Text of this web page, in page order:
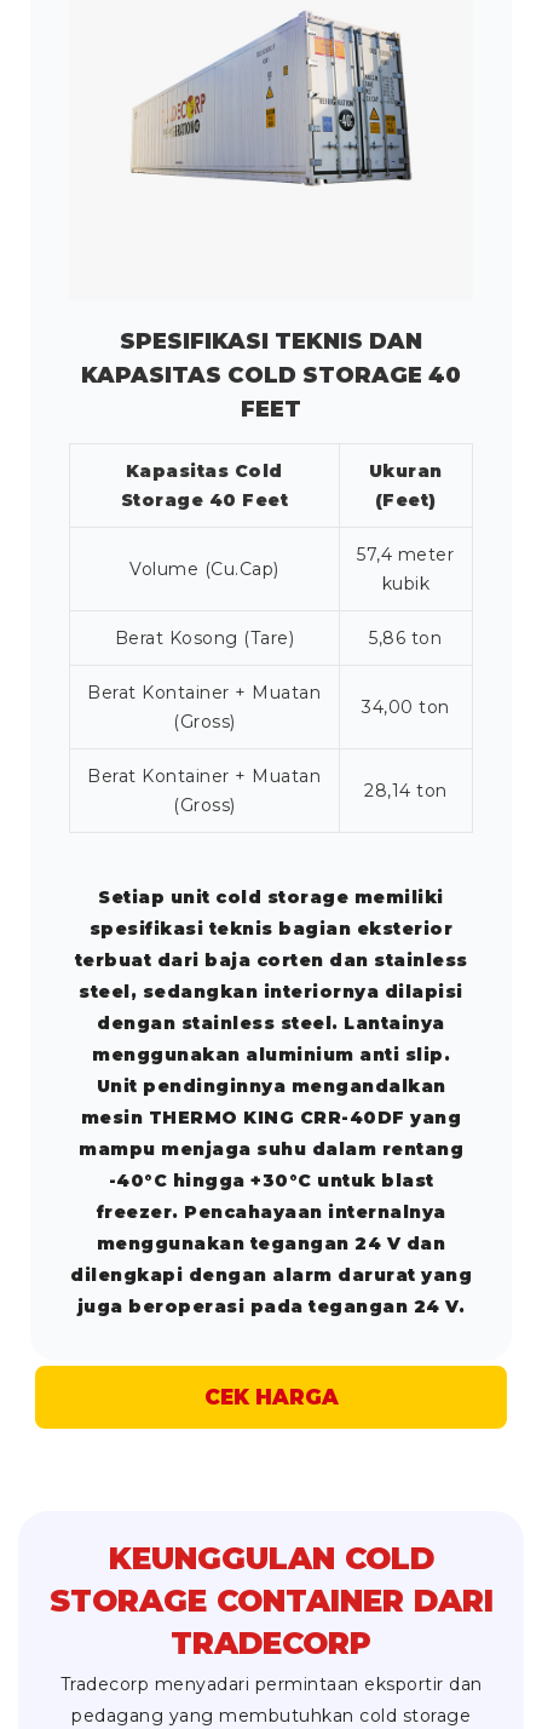
SPESIFIKASI TEKNIS DAN
KAPASITAS COLD STORAGE 40
FEET
Kapasitas Cold
Storage 40 Feet
Ukuran
(Feet)
Volume (Cu.Cap)
57,4 meter
kubik
Berat Kosong (Tare) 5,86 ton
Berat Kontainer + Muatan
(Gross)
34,00 ton
Berat Kontainer + Muatan
(Gross)
28,14 ton
Setiap unit cold storage memiliki
spesifikasi teknis bagian eksterior
terbuat dari baja corten dan stainless
steel, sedangkan interiornya dilapisi
dengan stainless steel. Lantainya
menggunakan aluminium anti slip.
Unit pendinginnya mengandalkan
mesin THERMO KING CRR-40DF yang
mampu menjaga suhu dalam rentang
-40°C hingga +30°C untuk blast
freezer. Pencahayaan internalnya
menggunakan tegangan 24 V dan
dilengkapi dengan alarm darurat yang
juga beroperasi pada tegangan 24 V.
CEK HARGA
KEUNGGULAN COLD
STORAGE CONTAINER DARI
TRADECORP
Tradecorp menyadari permintaan eksportir dan
pedagang yang membutuhkan cold storage